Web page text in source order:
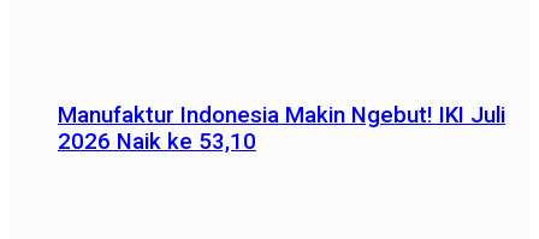
Manufaktur Indonesia Makin Ngebut! IKI Juli
2026 Naik ke 53,10